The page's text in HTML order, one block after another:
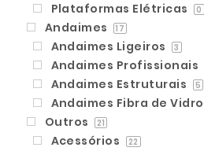
Plataformas Elétricas 0
Andaimes 17
Andaimes Ligeiros 3
Andaimes Profissionais
Andaimes Estruturais 5
Andaimes Fibra de Vidro
Outros 21
Acessórios 22